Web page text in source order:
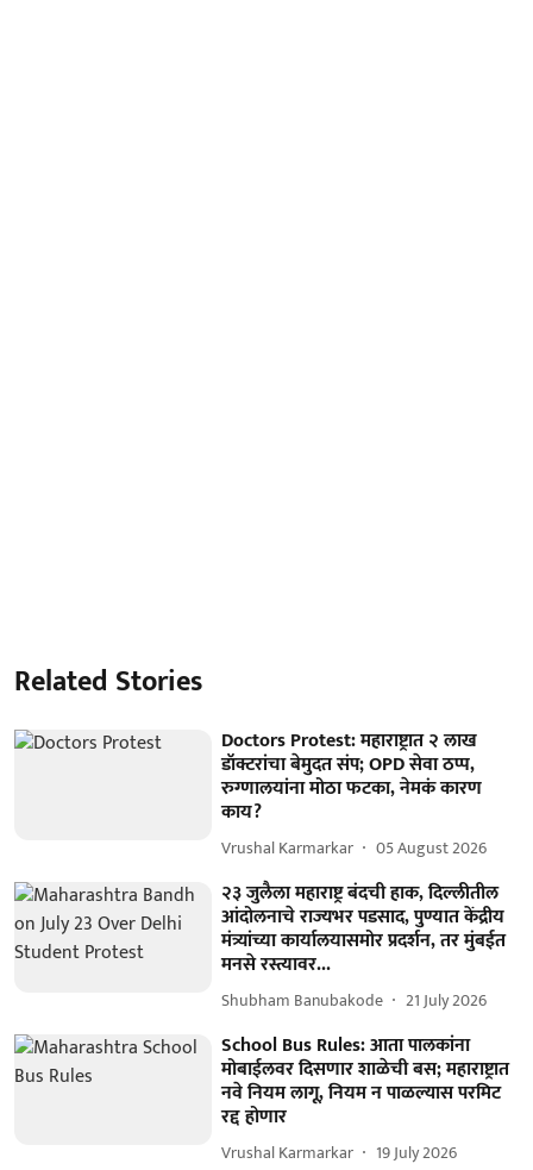
Related Stories
Doctors Protest: महाराष्ट्रात २ लाख
डॉक्टरांचा बेमुदत संप; OPD सेवा ठप्प,
रुग्णालयांना मोठा फटका, नेमकं कारण
काय?
Vrushal Karmarkar 05 August 2026
२३ जुलैला महाराष्ट्र बंदची हाक, दिल्लीतील
आंदोलनाचे राज्यभर पडसाद, पुण्यात केंद्रीय
मंत्र्यांच्या कार्यालयासमोर प्रदर्शन, तर मुंबईत
मनसे रस्त्यावर...
Shubham Banubakode 21 July 2026
School Bus Rules: आता पालकांना
मोबाईलवर दिसणार शाळेची बस; महाराष्ट्रात
नवे नियम लागू, नियम न पाळल्यास परमिट
रद्द होणार
Vrushal Karmarkar 19 July 2026